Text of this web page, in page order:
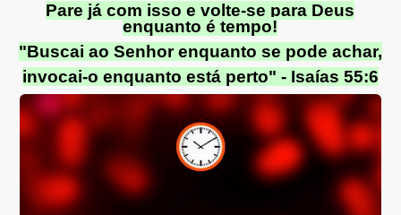
Pare já com isso e volte-se para Deus
enquanto é tempo!
"Buscai ao Senhor enquanto se pode achar,
invocai-o enquanto está perto" - Isaías 55:6